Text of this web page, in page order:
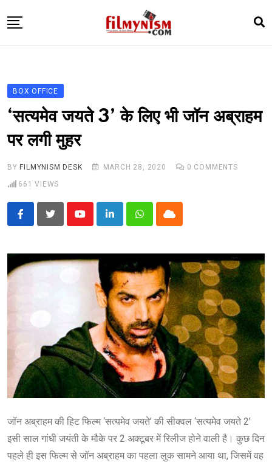
to
TELEVISION
BHOJPURI
NEWS ABTAK
STARRY SIDES
BOX OFFICE
‘सत्यमेव जयते 3’ के लिए भी जॉन अब्राहम
पर लगी मुहर
BY FILMYNISM DESK MARCH 28, 2020 0 COMMENTS
661 VIEWS
YoutubeLinkedInWhatsappCloud
जॉन अब्राहम की हिट फिल्म ‘सत्यमेव जयते’ की सीक्वल ‘सत्यमेव जयते 2’
इसी साल गांधी जयंती के मौके पर 2 अक्टूबर में रिलीज होने वाली है। कुछ दिन
पहले ही इस फिल्म से जॉन अब्राहम का पहला लुक सामने आया था, जिसमें वह